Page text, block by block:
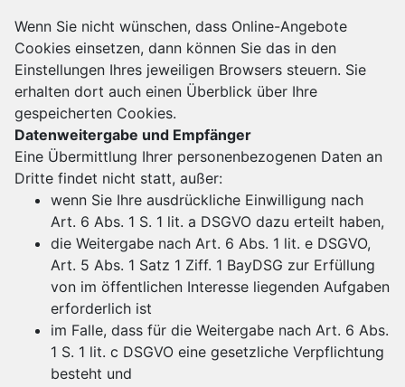
Wenn Sie nicht wünschen, dass Online-Angebote
Cookies einsetzen, dann können Sie das in den
Einstellungen Ihres jeweiligen Browsers steuern. Sie
erhalten dort auch einen Überblick über Ihre
gespeicherten Cookies.
Datenweitergabe und Empfänger
Eine Übermittlung Ihrer personenbezogenen Daten an
Dritte findet nicht statt, außer:
wenn Sie Ihre ausdrückliche Einwilligung nach
Art. 6 Abs. 1 S. 1 lit. a DSGVO dazu erteilt haben,
die Weitergabe nach Art. 6 Abs. 1 lit. e DSGVO,
Art. 5 Abs. 1 Satz 1 Ziff. 1 BayDSG zur Erfüllung
von im öffentlichen Interesse liegenden Aufgaben
erforderlich ist
im Falle, dass für die Weitergabe nach Art. 6 Abs.
1 S. 1 lit. c DSGVO eine gesetzliche Verpflichtung
besteht und